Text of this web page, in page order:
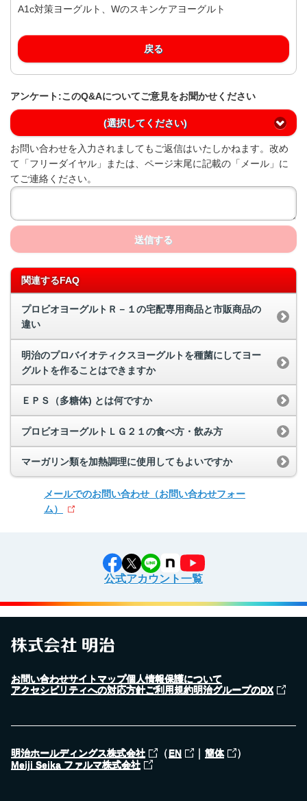
A1c対策ヨーグルト、Wのスキンケアヨーグルト
戻る
アンケート:このQ&Aについてご意見をお聞かせください
(選択してください)
お問い合わせを入力されましてもご返信はいたしかねます。改め
て「フリーダイヤル」または、ページ末尾に記載の「メール」に
てご連絡ください。
送信する
関連するFAQ
プロビオヨーグルトＲ－１の宅配専用商品と市販商品の
違い
明治のプロバイオティクスヨーグルトを種菌にしてヨー
グルトを作ることはできますか
ＥＰＳ（多糖体) とは何ですか
プロビオヨーグルトＬＧ２１の食べ方・飲み方
マーガリン類を加熱調理に使用してもよいですか
メールでのお問い合わせ （お問い合わせフォー
ム）
公式アカウント一覧
お問い合わせサイトマップ個人情報保護について
アクセシビリティへの対応方針ご利用規約明治グループのDX
明治ホールディングス株式会社 （EN ｜ 簡体 ）
Meiji Seika ファルマ株式会社